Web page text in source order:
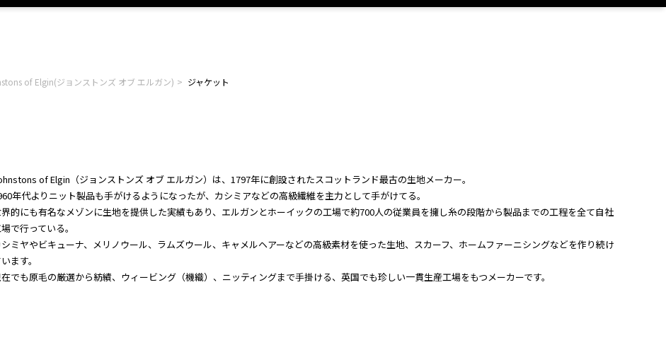
of Elgin(ジョンストンズ オブ エルガン) ジャケット
of Elgin（ジョンストンズ オブ エルガン）は、1797年に創設されたスコットランド最古の生地メーカー。
年代よりニット製品も手がけるようになったが、カシミアなどの高級繊維を主力として手がけてる。
的にも有名なメゾンに生地を提供した実績もあり、エルガンとホーイックの工場で約700人の従業員を擁し糸の段階から製品までの工程を全て自社
で行っている。
ミヤやビキューナ、メリノウール、ラムズウール、キャメルヘアーなどの高級素材を使った生地、スカーフ、ホームファーニシングなどを作り続け
ます。
でも原毛の厳選から紡績、ウィービング（機織）、ニッティングまで手掛ける、英国でも珍しい一貫生産工場をもつメーカーです。